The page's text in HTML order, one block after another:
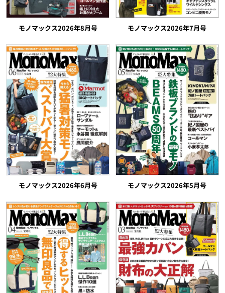
モノマックス2026年8月号 モノマックス2026年7月号
モノマックス2026年6月号 モノマックス2026年5月号